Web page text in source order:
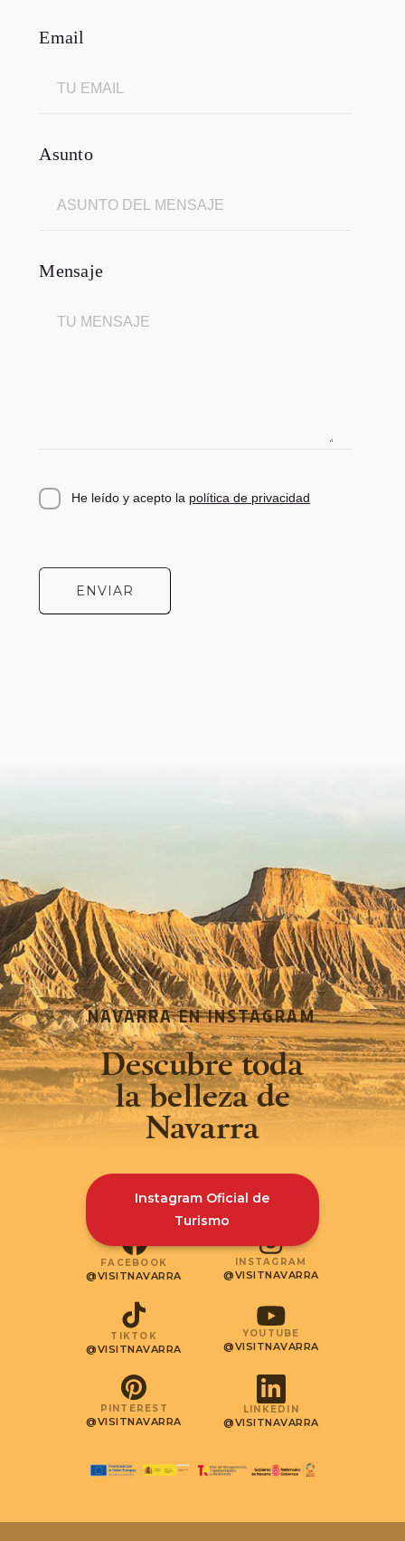
Email
Asunto
Mensaje
He leído y acepto la política de privacidad
NAVARRA EN INSTAGRAM
Descubre toda
la belleza de
Navarra
Instagram Oficial de
Turismo
FACEBOOK
@VISITNAVARRA
INSTAGRAM
@VISITNAVARRA
TIKTOK
@VISITNAVARRA
YOUTUBE
@VISITNAVARRA
PINTEREST
@VISITNAVARRA
LINKEDIN
@VISITNAVARRA